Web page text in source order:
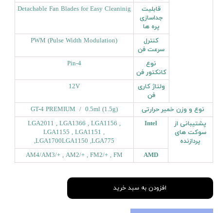
قابلیت
جداسازی
پره ها
Detachable Fan Blades for Easy Cleaninig
کنترل
سرعت فن
PWM (Pulse Width Modulation)
نوع
کانکتور فن
4-Pin
ولتاژ کاری
فن
12V
نوع و وزن خمیر حرارتی
GT-4 PREMIUM / 0.5ml (1.5g)
پشتیبانی از
سوکت های
پردازنده
Intel
LGA2011 , LGA1366 , LGA1156 ,
LGA1155 , LGA1151 ,
,LGA1700LGA1150 ,LGA775
AMD
AM4/AM3/+ , AM2/+ , FM2/+ , FM
افزودن به سبد خرید